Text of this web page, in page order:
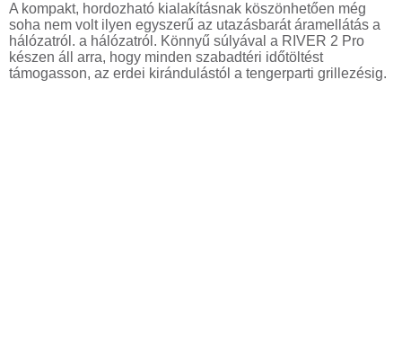
A kompakt, hordozható kialakításnak köszönhetően még
soha nem volt ilyen egyszerű az utazásbarát áramellátás a
hálózatról. a hálózatról. Könnyű súlyával a RIVER 2 Pro
készen áll arra, hogy minden szabadtéri időtöltést
támogasson, az erdei kirándulástól a tengerparti grillezésig.